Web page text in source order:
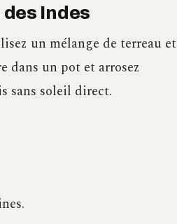
Indes
un mélange de terreau et
dans un pot et arrosez
sans soleil direct.